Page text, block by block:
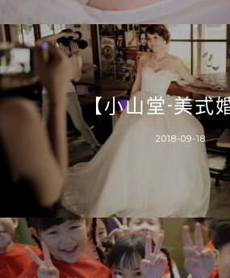
【小山堂-美式
2018-09-18